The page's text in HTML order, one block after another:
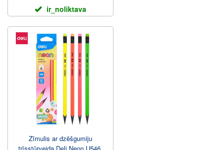
ir_noliktava
Zīmulis ar dzēšgumiju